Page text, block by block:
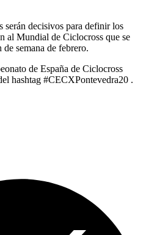
serán decisivos para definir los
al Mundial de Ciclocross que se
semana de febrero.
de España de Ciclocross
hashtag #CECXPontevedra20 .